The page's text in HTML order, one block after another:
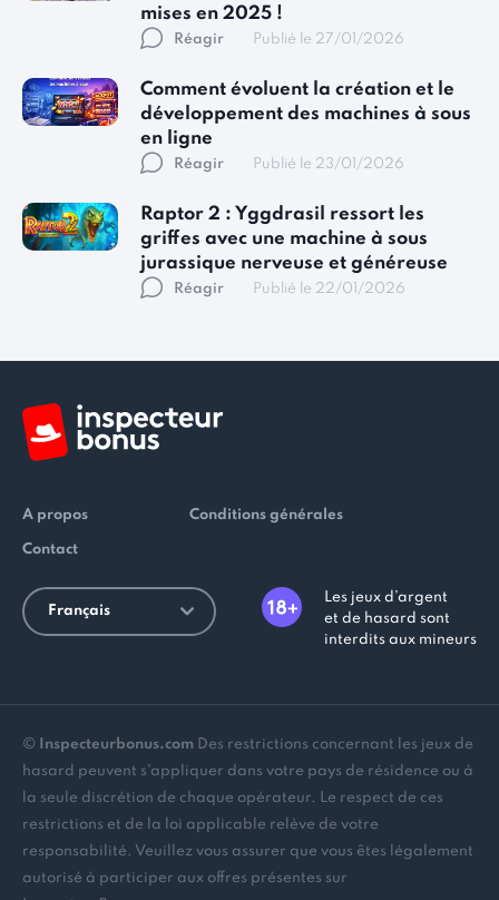
mises en 2025 !
Réagir Publié le 27/01/2026
Comment évoluent la création et le
développement des machines à sous
en ligne
Réagir Publié le 23/01/2026
Raptor 2 : Yggdrasil ressort les
griffes avec une machine à sous
jurassique nerveuse et généreuse
Réagir Publié le 22/01/2026
A propos
Contact
Conditions générales
Français
Les jeux d’argent
et de hasard sont
interdits aux mineurs
© Inspecteurbonus.com Des restrictions concernant les jeux de
hasard peuvent s'appliquer dans votre pays de résidence ou à
la seule discrétion de chaque opérateur. Le respect de ces
restrictions et de la loi applicable relève de votre
responsabilité. Veuillez vous assurer que vous êtes légalement
autorisé à participer aux offres présentes sur